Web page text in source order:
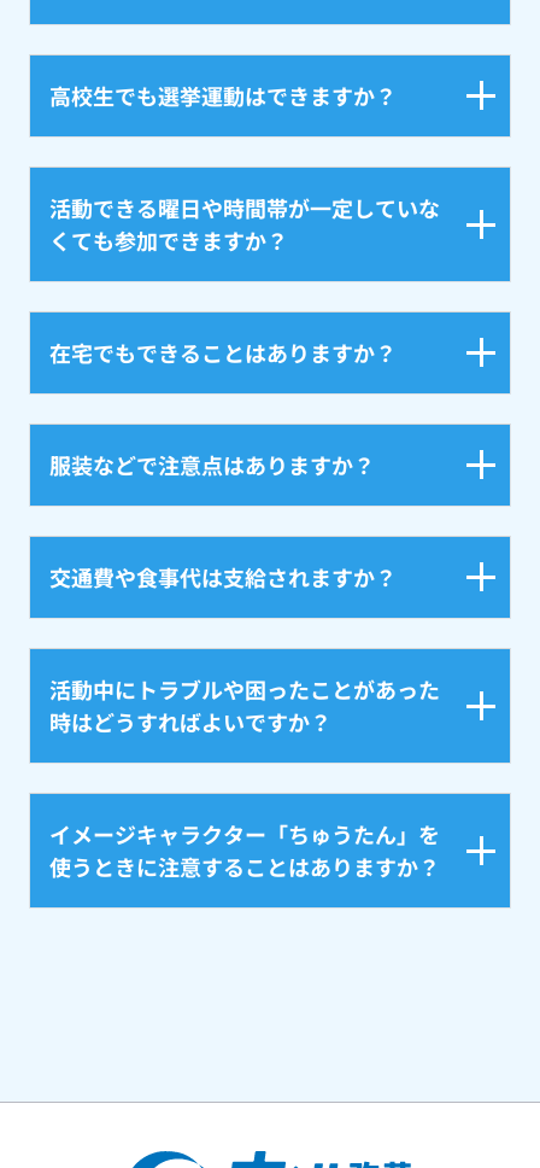
高校生でも選挙運動はできますか？
活動できる曜日や時間帯が一定していな
くても参加できますか？
在宅でもできることはありますか？
服装などで注意点はありますか？
交通費や食事代は支給されますか？
活動中にトラブルや困ったことがあった
時はどうすればよいですか？
イメージキャラクター「ちゅうたん」を
使うときに注意することはありますか？